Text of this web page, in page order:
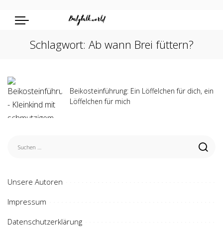
Schlagwort: Ab wann Brei füttern?
Beikosteinführung: Ein Löffelchen für dich, ein
Löffelchen für mich
Unsere Autoren
Impressum
Datenschutzerklärung